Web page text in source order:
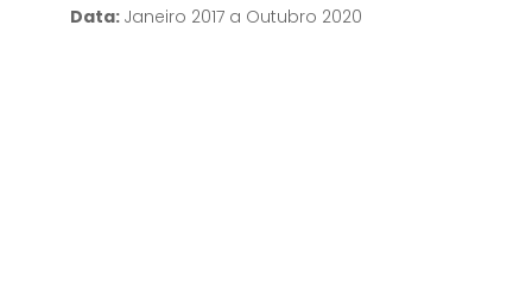
Data: Janeiro 2017 a Outubro 2020